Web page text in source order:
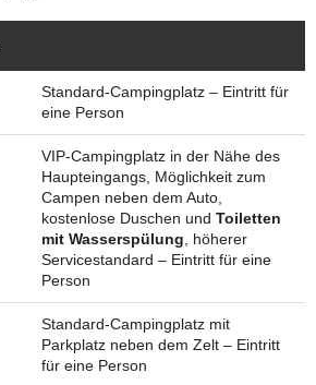
Standard-Campingplatz – Eintritt für
eine Person
VIP-Campingplatz in der Nähe des
Haupteingangs, Möglichkeit zum
Campen neben dem Auto,
kostenlose Duschen und Toiletten
mit Wasserspülung, höherer
Servicestandard – Eintritt für eine
Person
Standard-Campingplatz mit
Parkplatz neben dem Zelt – Eintritt
für eine Person